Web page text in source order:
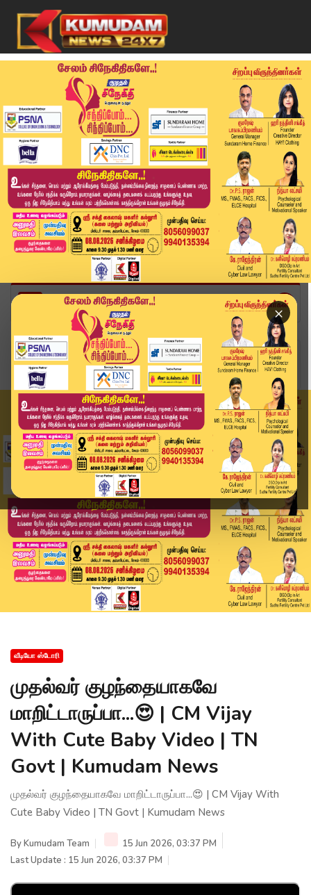
×
Home
வீடியோ ஸ்டோரி
முதல்வர் குழந்தையாகவே மாறிட்டாருப்பா...😍 | CM ...
வீடியோ ஸ்டோரி
முதல்வர் குழந்தையாகவே
மாறிட்டாருப்பா...😍 | CM Vijay
With Cute Baby Video | TN
Govt | Kumudam News
முதல்வர் குழந்தையாகவே மாறிட்டாருப்பா...😍 | CM Vijay With
Cute Baby Video | TN Govt | Kumudam News
ByKumudam Team
15 Jun 2026, 03:37 PM
Last Update : 15 Jun 2026, 03:37 PM